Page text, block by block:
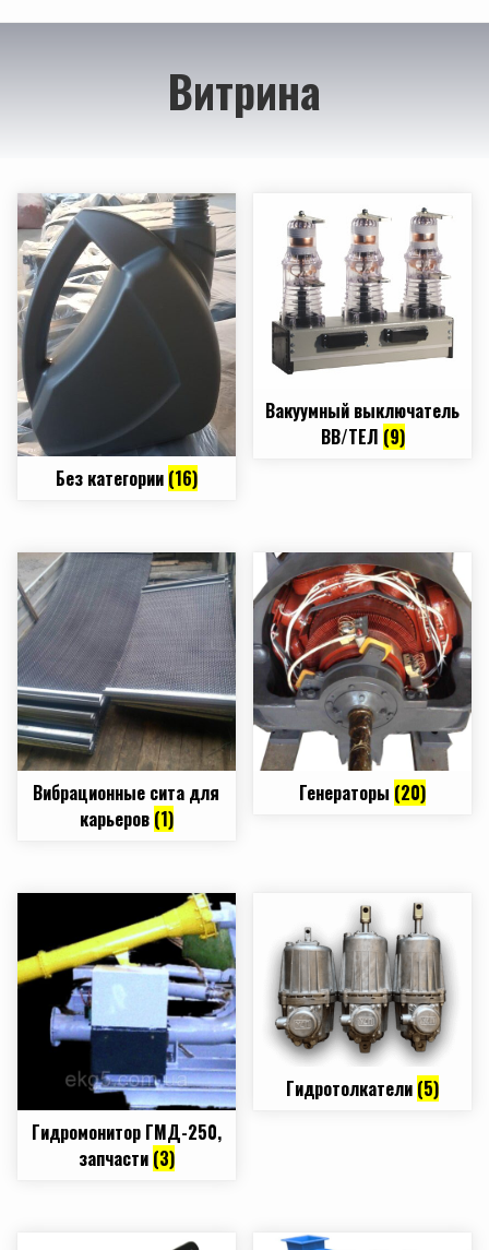
Витрина
Без категории (16)
Вакуумный выключатель
BB/TEЛ (9)
Вибрационные сита для
карьеров (1)
Генераторы (20)
Гидромонитор ГМД-250,
запчасти (3)
Гидротолкатели (5)